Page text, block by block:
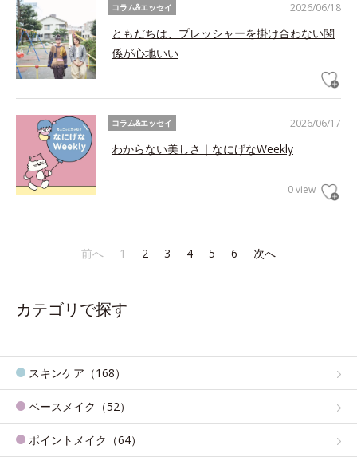
2026/06/18
コラム&エッセイ
ともだちは、プレッシャーを掛け合わない関
係が心地いい
2026/06/17
コラム&エッセイ
わからない美しさ｜なにげなWeekly
0 view
前へ 1 2 3 4 5 6 次へ
カテゴリで探す
スキンケア（168）
ベースメイク（52）
ポイントメイク（64）